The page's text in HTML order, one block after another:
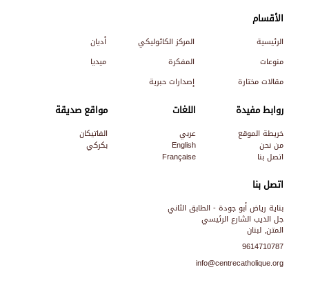
اتصل بنا
بناية رياض أبو جودة - الطابق الثاني
جل الديب الشارع الرئيسي
المتن, لبنان
9614710787
info@centrecatholique.org
الأقسام
الرئيسية المركز الكاثوليكي
أديان
منوعات
المفكرة
ميديا
مقالات مختارة
إصدارات حبرية
روابط مفيدة
خريطة الموقع
من نحن
اتصل بنا
اللغات
عربي
English
Française
مواقع صديقة
الفاتيكان
بكركي